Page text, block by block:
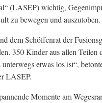
(LASEP) wichtig,
zu bewegen und auszutoben.
dem Schöffenrat der
350 Kinder aus allen Teilen
etwas los ist“,
LASEP.
Momente am